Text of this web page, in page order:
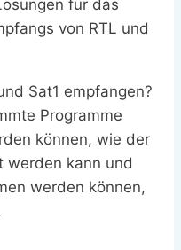
für das
von RTL und
Sat1 empfangen?
Programme
können, wie der
werden kann und
werden können,